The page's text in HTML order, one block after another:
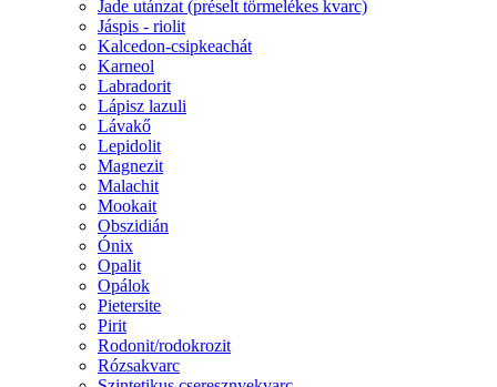
Jade utánzat (préselt törmelékes kvarc)
Jáspis - riolit
Kalcedon-csipkeachát
Karneol
Labradorit
Lápisz lazuli
Lávakő
Lepidolit
Magnezit
Malachit
Mookait
Obszidián
Ónix
Opalit
Opálok
Pietersite
Pirit
Rodonit/rodokrozit
Rózsakvarc